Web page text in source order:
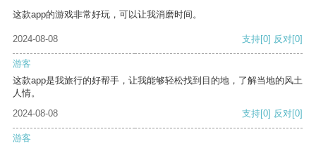
这款app的游戏非常好玩，可以让我消磨时间。
2024-08-08 支持[0] 反对[0]
游客
这款app是我旅行的好帮手，让我能够轻松找到目的地，了解当地的风土
人情。
2024-08-08
支持[0] 反对[0]
游客